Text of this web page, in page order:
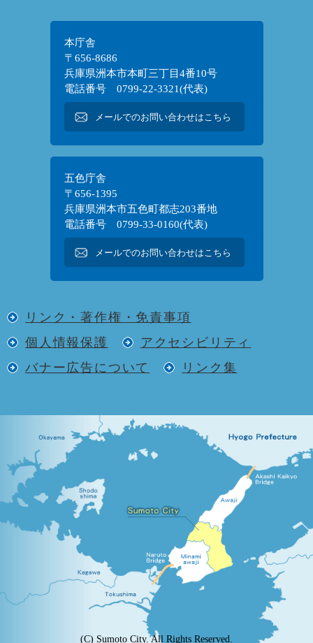
本庁舎
〒656-8686
兵庫県洲本市本町三丁目4番10号
電話番号 0799-22-3321(代表)
メールでのお問い合わせはこちら
五色庁舎
〒656-1395
兵庫県洲本市五色町都志203番地
電話番号 0799-33-0160(代表)
メールでのお問い合わせはこちら
リンク・著作権・免責事項
個人情報保護
アクセシビリティ
バナー広告について
リンク集
(C) Sumoto City. All Rights Reserved.